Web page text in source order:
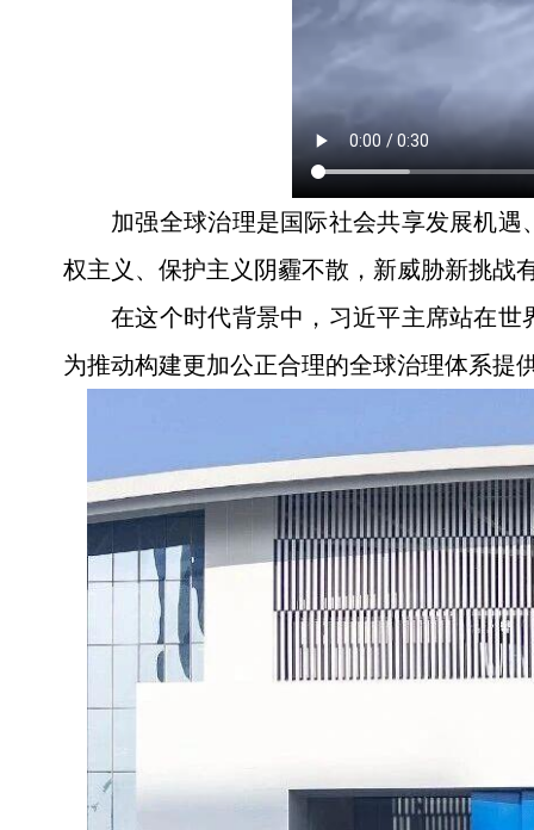
加强全球治理是国际社会共享发展机
权主义、保护主义阴霾不散，新威胁新挑战
在这个时代背景中，习近平主席站在
为推动构建更加公正合理的全球治理体系提